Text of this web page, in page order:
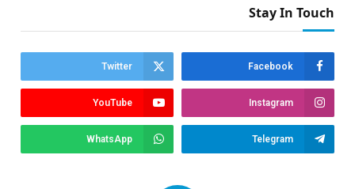
Stay In Touch
Facebook
Twitter
Instagram
YouTube
Telegram
WhatsApp